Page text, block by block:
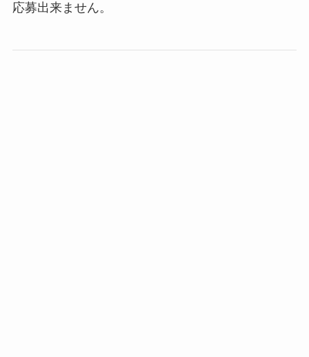
応募出来ません。